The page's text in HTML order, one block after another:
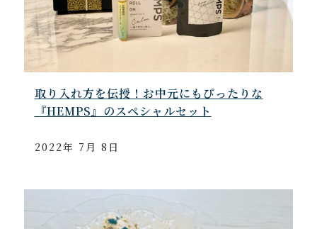
取り入れ方を伝授！お中元にもぴったりな
『HEMPS』のスペシャルセット
2022年 7月 8日